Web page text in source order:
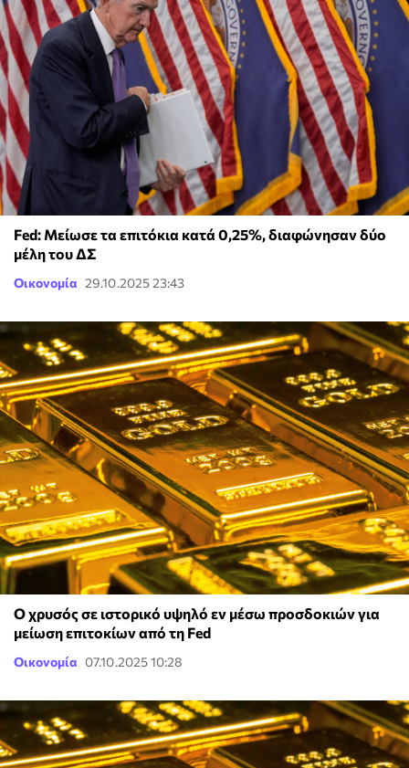
Fed: Μείωσε τα επιτόκια κατά 0,25%, διαφώνησαν δύο
μέλη του ΔΣ
Οικονομία 29.10.2025 23:43
Ο χρυσός σε ιστορικό υψηλό εν μέσω προσδοκιών για
μείωση επιτοκίων από τη Fed
Οικονομία 07.10.2025 10:28